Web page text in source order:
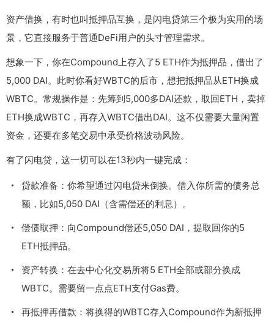
资产借换，有时也叫抵押品互换，是闪电贷第三个极为实用的场
景，它直接服务于普通DeFi用户的头寸管理需求。
想象一下，你在Compound上存入了5 ETH作为抵押品，借出了
5,000 DAI。此时你看好WBTC的后市，想把抵押品从ETH换成
WBTC。常规操作是：先筹到5,000多DAI还款，取回ETH，卖掉
ETH换成WBTC，再存入WBTC借出DAI。这不仅需要大量闲置
资金，还要在多笔交易中承受价格波动风险。
有了闪电贷，这一切可以在13秒内一键完成：
贷款准备：你希望通过闪电贷来倒换。借入你所需的债务总
额，比如5,050 DAI（含需偿还的利息）。
偿债取押：向Compound偿还5,050 DAI，提取回你的5
ETH抵押品。
资产转换：在去中心化交易所将5 ETH全部或部分换成
WBTC。需要留一点点ETH支付Gas费。
再抵押再借款：将换得的WBTC存入Compound作为新抵押